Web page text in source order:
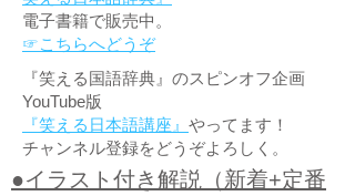
電子書籍で販売中。
☞こちらへどうぞ
『笑える国語辞典』のスピンオフ企画
YouTube版
『笑える日本語講座』 やってます！
チャンネル登録をどうぞよろしく。
●イラスト付き解説（新着+定番